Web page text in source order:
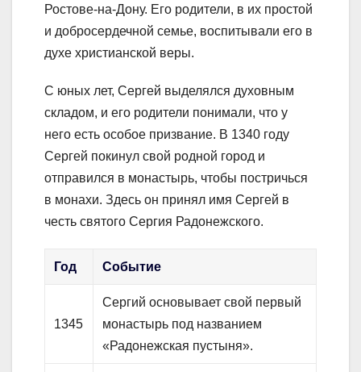
Ростове-на-Дону. Его родители, в их простой
и добросердечной семье, воспитывали его в
духе христианской веры.
С юных лет, Сергей выделялся духовным
складом, и его родители понимали, что у
него есть особое призвание. В 1340 году
Сергей покинул свой родной город и
отправился в монастырь, чтобы постричься
в монахи. Здесь он принял имя Сергей в
честь святого Сергия Радонежского.
Год Событие
1345
Сергий основывает свой первый
монастырь под названием
«Радонежская пустыня».